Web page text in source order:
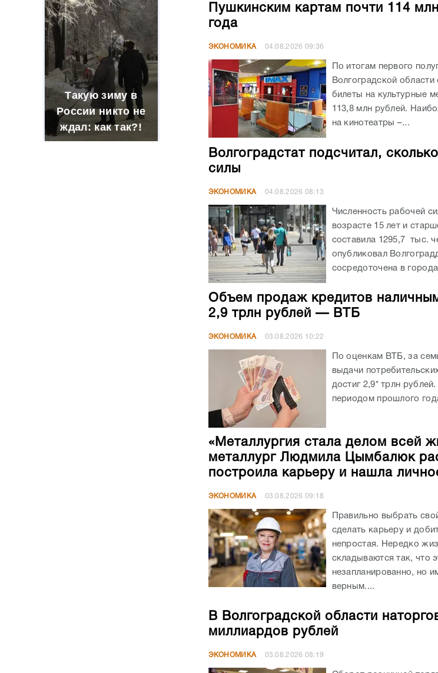
Такую зиму в
России никто не
ждал: как так?!
Пушкинским картам почти 114
года
ЭКОНОМИКА 04.08.2026 09:36
По итогам первого
Волгоградской
билеты на культурные
113,8 млн рублей.
на кинотеатры –...
Волгоградстат подсчитал,
силы
ЭКОНОМИКА 04.08.2026 08:13
Численность рабочей
возрасте 15 лет и
составила 1295,7 тыс.
опубликовал
сосредоточена в
Объем продаж кредитов
2,9 трлн рублей — ВТБ
ЭКОНОМИКА 03.08.2026 10:22
По оценкам ВТБ, за
выдачи
достиг 2,9* трлн
периодом прошлого
«Металлургия стала делом всей
металлург Людмила Цымбалюк
построила карьеру и нашла
ЭКОНОМИКА 03.08.2026 09:18
Правильно выбрать
сделать карьеру и
непростая. Нередко
складываются так, что
незапланированно, но
верным....
В Волгоградской области
миллиардов рублей
ЭКОНОМИКА 03.08.2026 08:19